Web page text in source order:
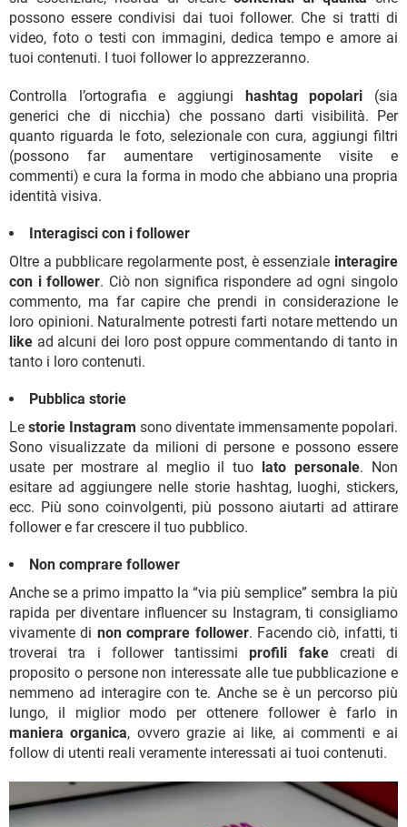
possono essere condivisi dai tuoi follower. Che si tratti di
video, foto o testi con immagini, dedica tempo e amore ai
tuoi contenuti. I tuoi follower lo apprezzeranno.
Controlla l’ortografia e aggiungi hashtag popolari (sia
generici che di nicchia) che possano darti visibilità. Per
quanto riguarda le foto, selezionale con cura, aggiungi filtri
(possono far aumentare vertiginosamente visite e
commenti) e cura la forma in modo che abbiano una propria
identità visiva.
Interagisci con i follower
Oltre a pubblicare regolarmente post, è essenziale interagire
con i follower. Ciò non significa rispondere ad ogni singolo
commento, ma far capire che prendi in considerazione le
loro opinioni. Naturalmente potresti farti notare mettendo un
like ad alcuni dei loro post oppure commentando di tanto in
tanto i loro contenuti.
Pubblica storie
Le storie Instagram sono diventate immensamente popolari.
Sono visualizzate da milioni di persone e possono essere
usate per mostrare al meglio il tuo lato personale. Non
esitare ad aggiungere nelle storie hashtag, luoghi, stickers,
ecc. Più sono coinvolgenti, più possono aiutarti ad attirare
follower e far crescere il tuo pubblico.
Non comprare follower
Anche se a primo impatto la “via più semplice” sembra la più
rapida per diventare influencer su Instagram, ti consigliamo
vivamente di non comprare follower. Facendo ciò, infatti, ti
troverai tra i follower tantissimiprofili fakecreati di
proposito o persone non interessate alle tue pubblicazione e
nemmeno ad interagire con te. Anche se è un percorso più
lungo, il miglior modo per ottenere follower è farlo in
maniera organica, ovvero grazie ai like, ai commenti e ai
follow di utenti reali veramente interessati ai tuoi contenuti.